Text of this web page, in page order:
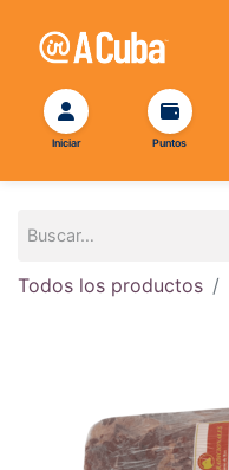
Todos los productos